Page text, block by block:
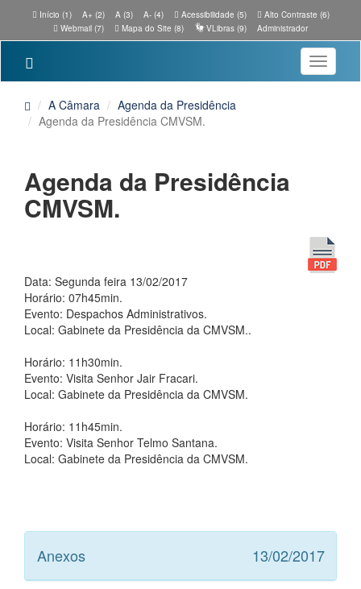
Início (1) A+ (2) A (3) A- (4) Acessibilidade (5)
Alto Contraste (6)
Webmail (7)
Mapa do Site (8) VLibras (9) Administrador
Toggle
A Câmara
Agenda da Presidência
Agenda da Presidência CMVSM.
Agenda da Presidência
CMVSM.
Data: Segunda feira 13/02/2017
Horário: 07h45min.
Evento: Despachos Administrativos.
Local: Gabinete da Presidência da CMVSM..
Horário: 11h30min.
Evento: Visita Senhor Jair Fracari.
Local: Gabinete da Presidência da CMVSM.
Horário: 11h45min.
Evento: Visita Senhor Telmo Santana.
Local: Gabinete da Presidência da CMVSM.
Anexos 13/02/2017